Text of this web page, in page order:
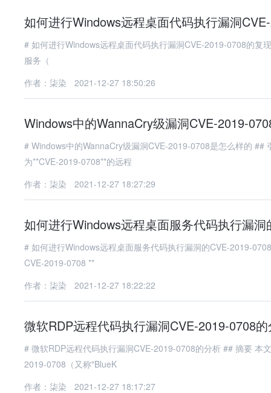
如何进行Windows远程桌面代码执行漏洞
# 如何进行Windows远程桌面代码执行漏洞CVE-2019-0708的复现 ## 引言 CVE-2019-0708（又称"BlueKeep"）是Windows远程
服务（
作者：柒染
2021-12-27 18:50:26
Windows中的WannaCry级漏洞CVE-2019-
# Windows中的WannaCry级漏洞CVE-2019-0708是怎么样的 ## 引言 2019年5月，微软发布了一个紧急安全补丁，修复了一个被标记
为**CVE-2019-0708**的远程
作者：柒染
2021-12-27 18:27:29
如何进行Windows远程桌面服务代码执行漏
# 如何进行Windows远程桌面服务代码执行漏洞的CVE-2019-0708预警 ## 一、漏洞背景与概述 ### 1.1 漏洞基本信息
CVE-2019-0708 **
作者：柒染
2021-12-27 18:22:22
微软RDP远程代码执行漏洞CVE-2019-0708
# 微软RDP远程代码执行漏洞CVE-2019-0708的分析 ## 摘要 本文深入分析了2019年披露的微软远程桌面协议（RDP）高危漏洞CVE-
2019-0708（又称"BlueK
作者：柒染
2021-12-27 18:17:27